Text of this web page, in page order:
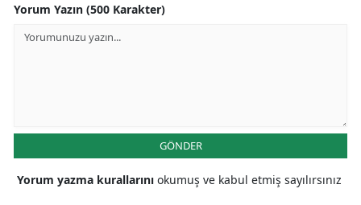
Yorum Yazın (500 Karakter)
GÖNDER
Yorum yazma kurallarını okumuş ve kabul etmiş sayılırsınız